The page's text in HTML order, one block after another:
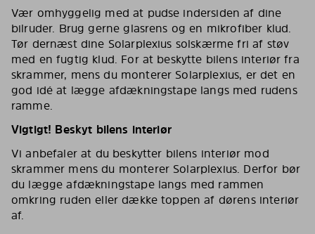
Vær omhyggelig med at pudse indersiden af dine
bilruder. Brug gerne glasrens og en mikrofiber klud.
Tør dernæst dine Solarplexius solskærme fri af støv
med en fugtig klud. For at beskytte bilens interiør fra
skrammer, mens du monterer Solarplexius, er det en
god idé at lægge afdækningstape langs med rudens
ramme.
Vigtigt! Beskyt bilens interiør
Vi anbefaler at du beskytter bilens interiør mod
skrammer mens du monterer Solarplexius. Derfor bør
du lægge afdækningstape langs med rammen
omkring ruden eller dække toppen af dørens interiør
af.